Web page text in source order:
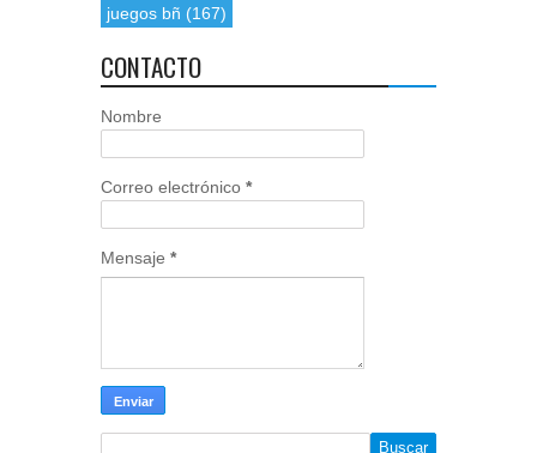
juegos bñ (167)
CONTACTO
Nombre
Correo electrónico *
Mensaje *